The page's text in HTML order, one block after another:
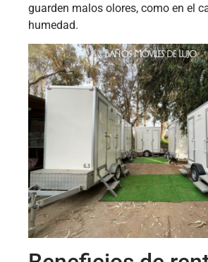
guarden malos olores, como en el
humedad.